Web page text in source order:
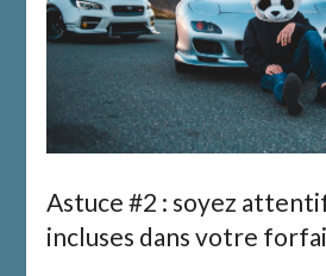
Astuce #2 : soyez
incluses dans votre